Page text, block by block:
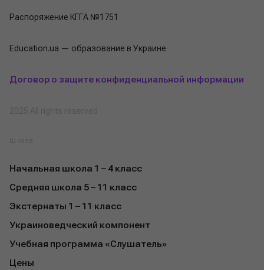
Распоряжение КГГА №1751
Education.ua — образование в Украине
Договор о защите конфиденциальной информации
2025 All rights reserved
Школа
Начальная школа 1 – 4 класс
Средняя школа 5 – 11 класс
Экстернаты 1 – 11 класс
Украиноведческий компонент
Учебная программа «Слушатель»
Цены